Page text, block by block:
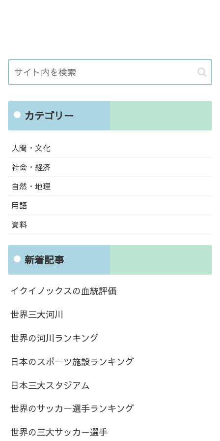
カテゴリー
人間・文化
社会・経済
自然・地理
用語
資料
新着記事
イクイノックスの血統評価
世界三大河川
世界の河川ランキング
日本のスポーツ施設ランキング
日本三大スタジアム
世界のサッカー選手ランキング
世界の三大サッカー選手